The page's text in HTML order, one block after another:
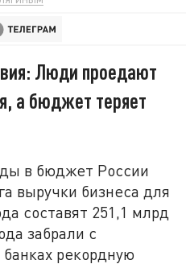
Люди проедают
а бюджет теряет
в бюджет России
выручки бизнеса для
составят 251,1 млрд
забрали с
рекордную